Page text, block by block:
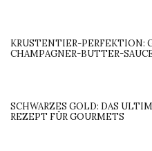
KRUSTENTIER-PERFEKTION:
CHAMPAGNER-BUTTER-
SCHWARZES GOLD: DAS
REZEPT FÜR GOURMETS